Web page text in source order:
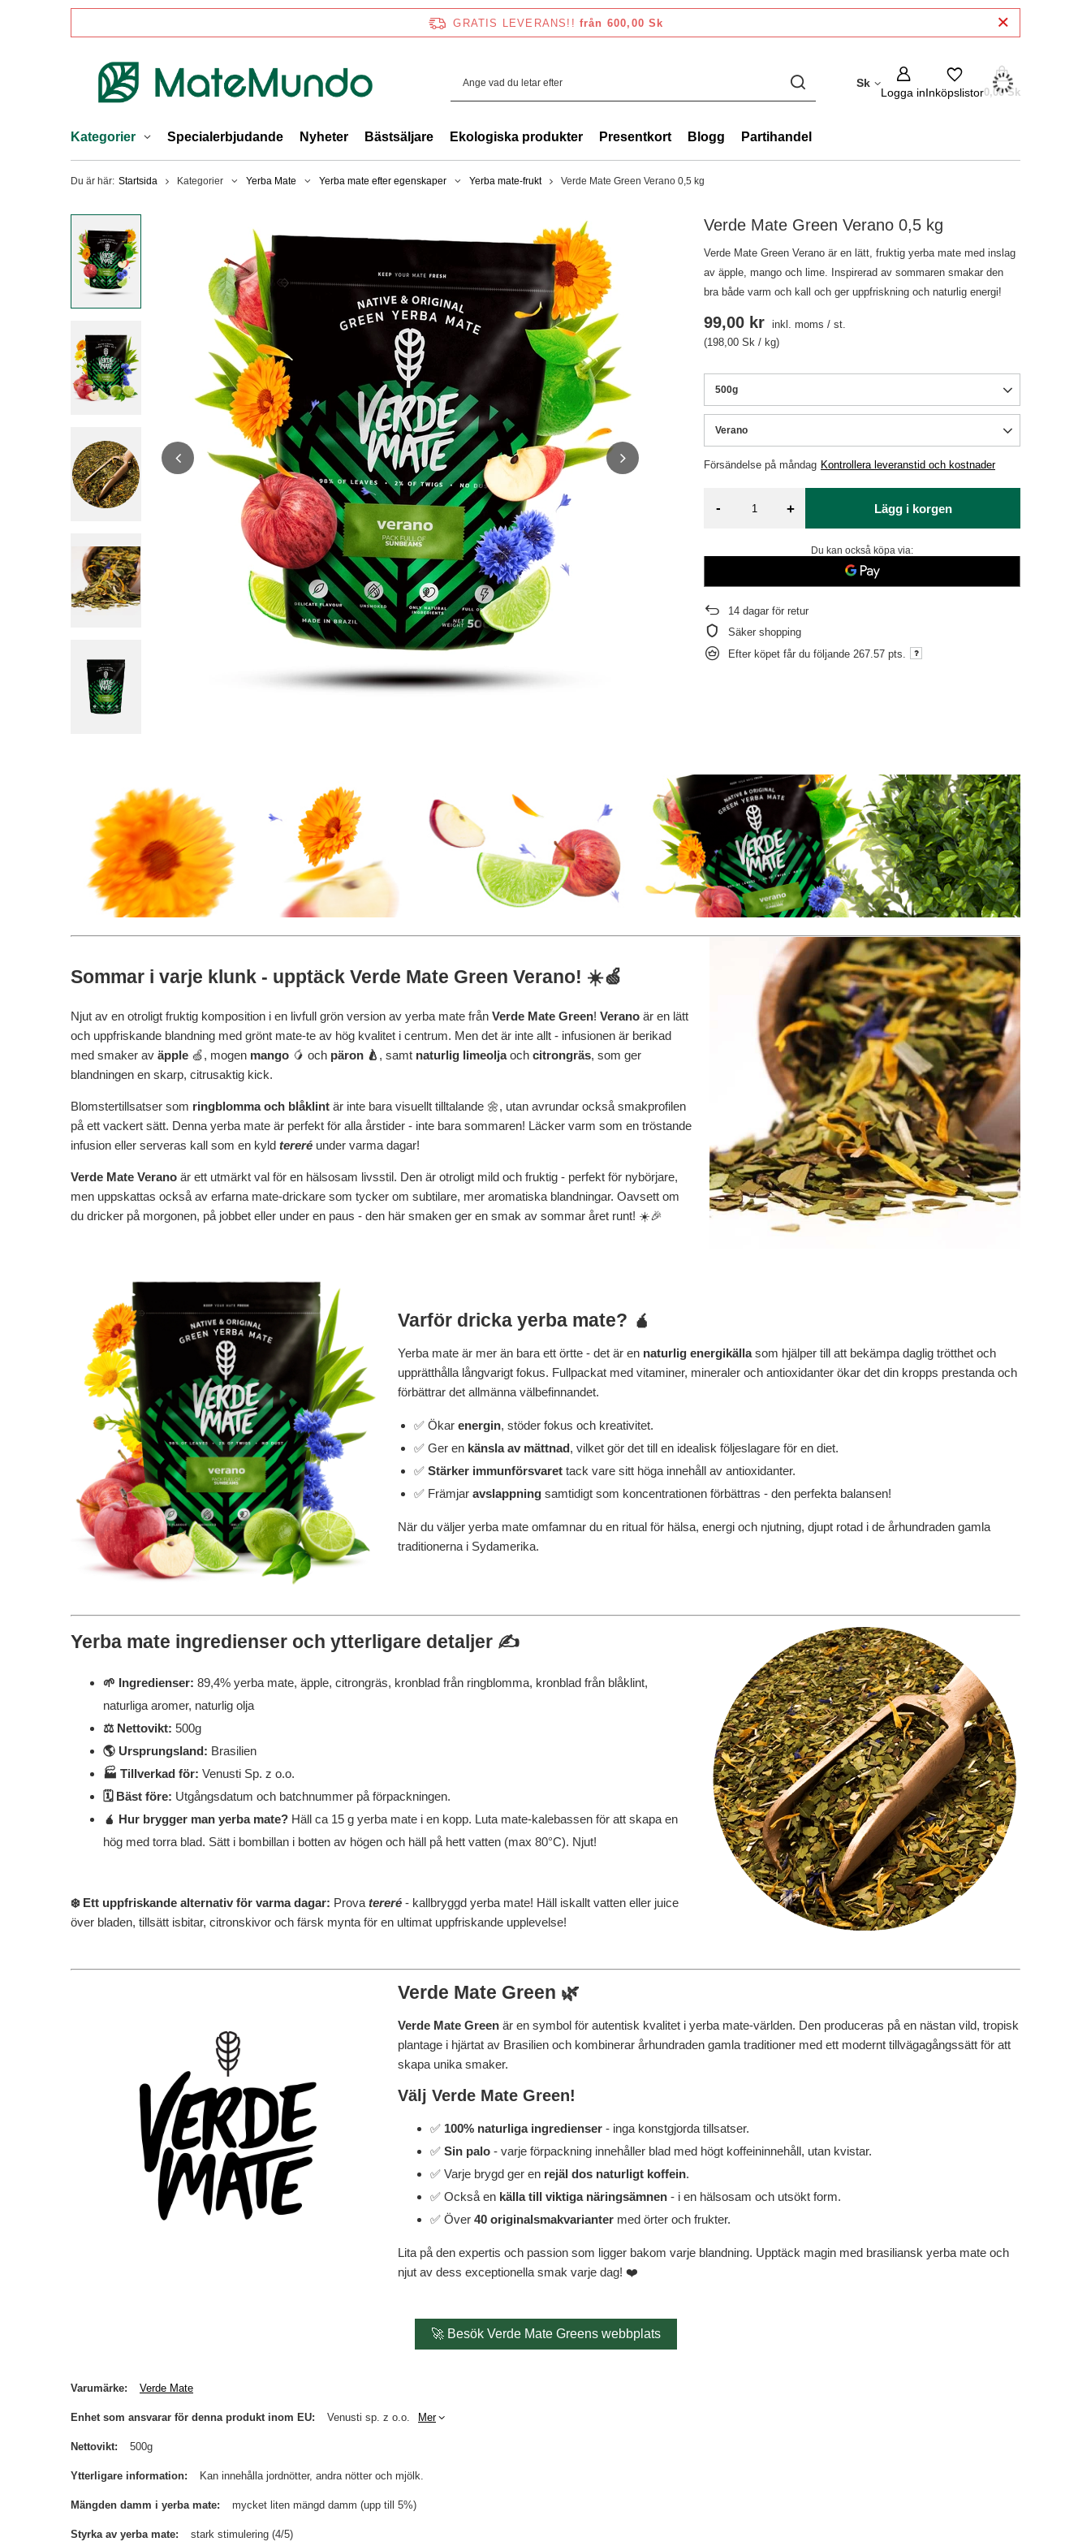
GRATIS LEVERANS!! från 600,00 Sk
Sk
Logga inInköpslistor0,00 Sk
Kategorier Specialerbjudande Nyheter Bästsäljare Ekologiska produkter Presentkort Blogg Partihandel
Du är här: Startsida Kategorier Yerba Mate Yerba mate efter egenskaper Yerba mate-frukt Verde Mate Green Verano 0,5 kg
Verde Mate Green Verano 0,5 kg
Verde Mate Green Verano är en lätt, fruktig yerba mate med inslag
av äpple, mango och lime. Inspirerad av sommaren smakar den
bra både varm och kall och ger uppfriskning och naturlig energi!
500g
Verano
Försändelsepå måndag Kontrollera leveranstid och kostnader
99,00 kr inkl. moms /st.
(198,00 Sk / kg)
- + Lägg i korgen
Du kan också köpa via:
14 dagar för retur
Säker shopping
Efter köpet får du följande 267.57 pts.
Sommar i varje klunk - upptäck Verde Mate Green Verano! ☀️🍏
Njut av en otroligt fruktig komposition i en livfull grön version av yerba mate från Verde Mate Green! Verano är en lätt
och uppfriskande blandning med grönt mate-te av hög kvalitet i centrum. Men det är inte allt - infusionen är berikad
med smaker av äpple 🍏, mogen mango 🥭 och päron 🍐 , samt naturlig limeoljaoch citrongräs, som ger
blandningen en skarp, citrusaktig kick.
Blomstertillsatser som ringblomma och blåklint är inte bara visuellt tilltalande 🌼, utan avrundar också smakprofilen
på ett vackert sätt. Denna yerba mate är perfekt för alla årstider - inte bara sommaren! Läcker varm som en tröstande
infusion eller serveras kall som en kyld tereré under varma dagar!
Verde Mate Verano är ett utmärkt val för en hälsosam livsstil. Den är otroligt mild och fruktig - perfekt för nybörjare,
men uppskattas också av erfarna mate-drickare som tycker om subtilare, mer aromatiska blandningar. Oavsett om
du dricker på morgonen, på jobbet eller under en paus - den här smaken ger en smak av sommar året runt! ☀️🎉
Varför dricka yerba mate? 🧉
Yerba mate är mer än bara ett örtte - det är en naturlig energikällasom hjälper till att bekämpa daglig trötthet och
upprätthålla långvarigt fokus. Fullpackat med vitaminer, mineraler och antioxidanter ökar det din kropps prestanda och
förbättrar det allmänna välbefinnandet.
✅ Ökarenergin, stöder fokus och kreativitet.
✅ Ger en känsla av mättnad, vilket gör det till en idealisk följeslagare för en diet.
✅Stärker immunförsvaret tack vare sitt höga innehåll av antioxidanter.
✅ Främjaravslappning samtidigt som koncentrationen förbättras - den perfekta balansen!
När du väljer yerba mate omfamnar du en ritual för hälsa, energi och njutning, djupt rotad i de århundraden gamla
traditionerna i Sydamerika.
Yerba mate ingredienser och ytterligare detaljer ✍️
🌱 Ingredienser: 89,4% yerba mate, äpple, citrongräs, kronblad från ringblomma, kronblad från blåklint,
naturliga aromer, naturlig olja
⚖️ Nettovikt: 500g
🌎 Ursprungsland: Brasilien
🏭 Tillverkad för: Venusti Sp. z o.o.
🗓️ Bäst före: Utgångsdatum och batchnummer på förpackningen.
🧉 Hur brygger man yerba mate? Häll ca 15 g yerba mate i en kopp. Luta mate-kalebassen för att skapa en
hög med torra blad. Sätt i bombillan i botten av högen och häll på hett vatten (max 80°C). Njut!
❄️ Ett uppfriskande alternativ för varma dagar: Prova tereré - kallbryggd yerba mate! Häll iskallt vatten eller juice
över bladen, tillsätt isbitar, citronskivor och färsk mynta för en ultimat uppfriskande upplevelse!
Verde Mate Green 🌿
Verde Mate Green är en symbol för autentisk kvalitet i yerba mate-världen. Den produceras på en nästan vild, tropisk
plantage i hjärtat av Brasilien och kombinerar århundraden gamla traditioner med ett modernt tillvägagångssätt för att
skapa unika smaker.
Välj Verde Mate Green!
✅ 100% naturliga ingredienser - inga konstgjorda tillsatser.
✅Sin palo - varje förpackning innehåller blad med högt koffeininnehåll, utan kvistar.
✅ Varje brygd ger en rejäl dos naturligt koffein.
✅ Också en källa till viktiga näringsämnen - i en hälsosam och utsökt form.
✅ Över40 originalsmakvarianter med örter och frukter.
Lita på den expertis och passion som ligger bakom varje blandning. Upptäck magin med brasiliansk yerba mate och
njut av dess exceptionella smak varje dag! ❤️
🚀 Besök Verde Mate Greens webbplats
Varumärke Verde Mate
Enhet som ansvarar för denna produkt inom EU Venusti sp. z o.o. Mer
Nettovikt 500g
Ytterligare information Kan innehålla jordnötter, andra nötter och mjölk.
Mängden damm i yerba mate mycket liten mängd damm (upp till 5%)
Styrka av yerba mate stark stimulering (4/5)